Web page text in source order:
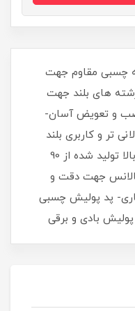
صفحه چسبی مقاوم جهت
های بلند جهت
و تعویض آسان-
تر و کاربری بلند
مدت- سطح پولیش‌کاری با تراکم بالا تولید شده از 90
جهت دقت و
پد پولیش چسبی
پولیش بادی و برقی